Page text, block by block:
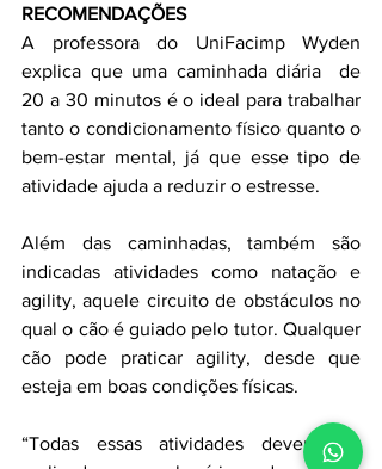
RECOMENDAÇÕES
A professora do UniFacimp Wyden
explica que uma caminhada diária  de
20 a 30 minutos é o ideal para trabalhar
tanto o condicionamento físico quanto o
bem-estar mental, já que esse tipo de
atividade ajuda a reduzir o estresse.
Além das caminhadas, também são
indicadas atividades como natação e
agility, aquele circuito de obstáculos no
qual o cão é guiado pelo tutor. Qualquer
cão pode praticar agility, desde que
esteja em boas condições físicas.
“Todas essas atividades devem ser